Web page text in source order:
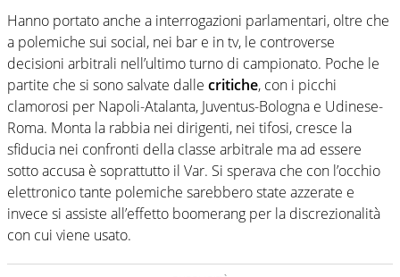
Hanno portato anche a interrogazioni parlamentari, oltre che
a polemiche sui social, nei bar e in tv, le controverse
decisioni arbitrali nell’ultimo turno di campionato. Poche le
partite che si sono salvate dalle critiche, con i picchi
clamorosi per Napoli-Atalanta, Juventus-Bologna e Udinese-
Roma. Monta la rabbia nei dirigenti, nei tifosi, cresce la
sfiducia nei confronti della classe arbitrale ma ad essere
sotto accusa è soprattutto il Var. Si sperava che con l’occhio
elettronico tante polemiche sarebbero state azzerate e
invece si assiste all’effetto boomerang per la discrezionalità
con cui viene usato.